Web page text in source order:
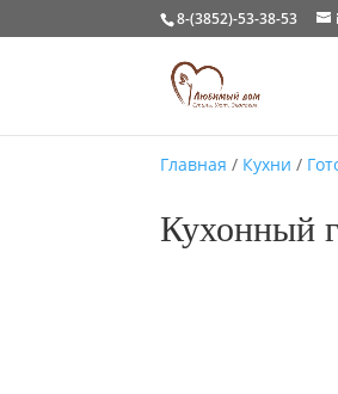
8-(3852)-53-38-53
Главная / Кухни /
Кухонный